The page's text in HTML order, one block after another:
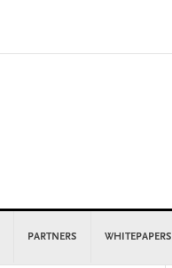
PARTNERS WHITEPAPERS